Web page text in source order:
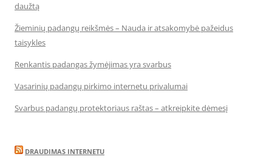
daužtą
Žieminių padangų reikšmės – Nauda ir atsakomybė pažeidus
taisykles
Renkantis padangas žymėjimas yra svarbus
Vasarinių padangų pirkimo internetu privalumai
Svarbus padangų protektoriaus raštas – atkreipkite dėmesį
DRAUDIMAS INTERNETU